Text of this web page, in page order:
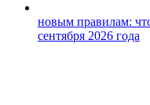
новым правилам:
сентября 2026 года